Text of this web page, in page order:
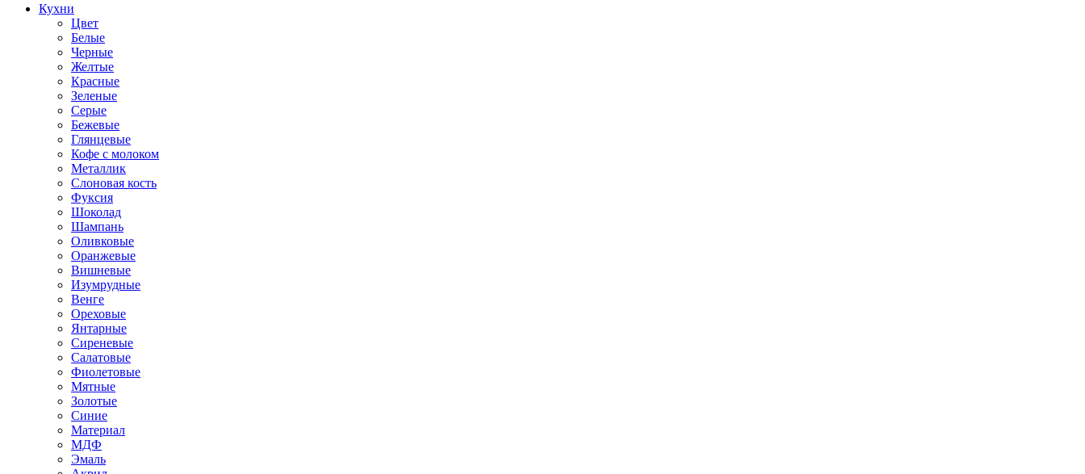
Кухни
Цвет
Белые
Черные
Желтые
Красные
Зеленые
Серые
Бежевые
Глянцевые
Кофе с молоком
Металлик
Слоновая кость
Фуксия
Шоколад
Шампань
Оливковые
Оранжевые
Вишневые
Изумрудные
Венге
Ореховые
Янтарные
Сиреневые
Салатовые
Фиолетовые
Мятные
Золотые
Синие
Материал
МДФ
Эмаль